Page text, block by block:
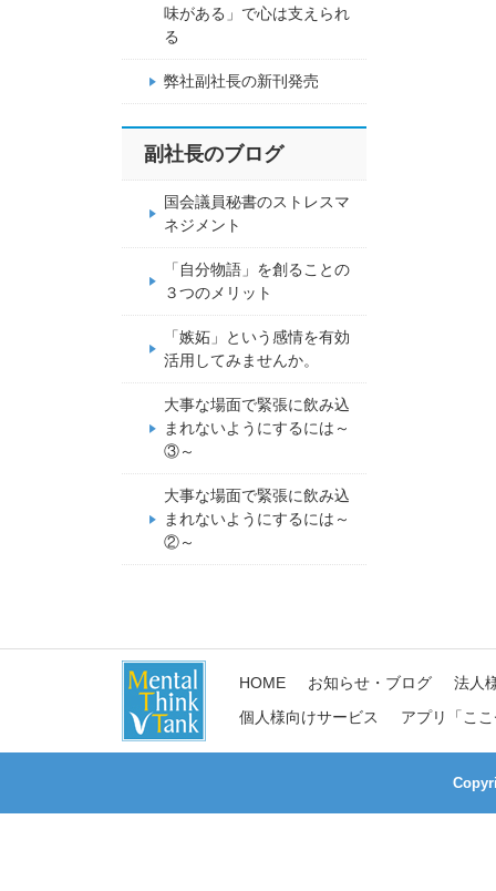
味がある」で心は支えられ
る
弊社副社長の新刊発売
副社長のブログ
国会議員秘書のストレスマ
ネジメント
「自分物語」を創ることの
３つのメリット
「嫉妬」という感情を有効
活用してみませんか。
大事な場面で緊張に飲み込
まれないようにするには～
③～
大事な場面で緊張に飲み込
まれないようにするには～
②～
HOME お知らせ・ブログ
法人
個人様向けサービス
アプリ「こ